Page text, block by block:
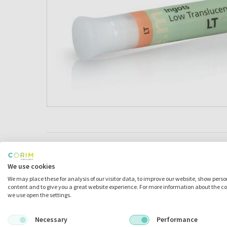
Omschrijving
Omschrijving
IPS e.max Press is het betrouwbare
We use cookies
We may place these for analysis of our visitor data, to improve our website, show
content and to give you a great website experience. For more information about the
we use open the settings.
Necessary
Performance